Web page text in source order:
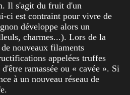
Il s'agit du fruit d'un
ci est contraint pour vivre de
développe alors un
charmes...). Lors de la
nouveaux filaments
appelées truffes
ramassée ou « cavée ». Si
à un nouveau réseau de